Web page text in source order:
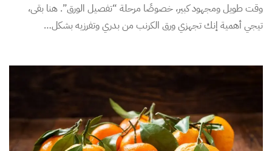
وقت طويل ومجهود كبير، خصوصًا مرحلة “تفصيل الورق”. هنا بقى،
تيجي أهمية إنك تجهزي ورق الكرنب من بدري وتفرزيه بشكل…